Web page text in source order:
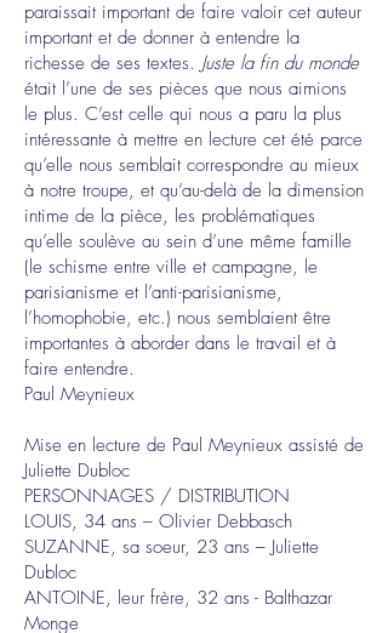
paraissait important de faire valoir cet auteur
important et de donner à entendre la
richesse de ses textes. Juste la fin du monde
était l’une de ses pièces que nous aimions
le plus. C’est celle qui nous a paru la plus
intéressante à mettre en lecture cet été parce
qu’elle nous semblait correspondre au mieux
à notre troupe, et qu’au-delà de la dimension
intime de la pièce, les problématiques
qu’elle soulève au sein d’une même famille
(le schisme entre ville et campagne, le
parisianisme et l’anti-parisianisme,
l’homophobie, etc.) nous semblaient être
importantes à aborder dans le travail et à
faire entendre.
Paul Meynieux
Mise en lecture de Paul Meynieux assisté de
Juliette Dubloc
PERSONNAGES / DISTRIBUTION
LOUIS, 34 ans – Olivier Debbasch
SUZANNE, sa soeur, 23 ans – Juliette
Dubloc
ANTOINE, leur frère, 32 ans - Balthazar
Monge